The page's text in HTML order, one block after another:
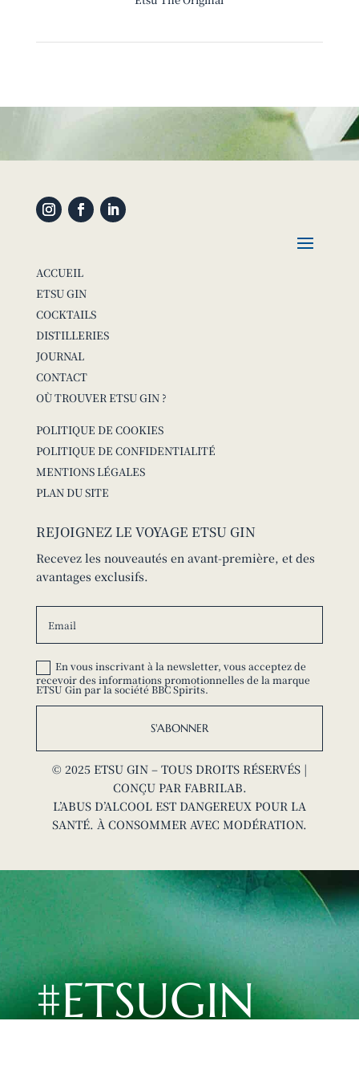
ACCUEIL
ETSU GIN
COCKTAILS
DISTILLERIES
JOURNAL
CONTACT
OÙ TROUVER ETSU GIN ?
POLITIQUE DE COOKIES
POLITIQUE DE CONFIDENTIALITÉ
MENTIONS LÉGALES
PLAN DU SITE
REJOIGNEZ LE VOYAGE ETSU GIN
Recevez les nouveautés en avant-première, et des
avantages exclusifs.
En vous inscrivant à la newsletter, vous acceptez de
recevoir des informations promotionnelles de la marque
ETSU Gin par la société BBC Spirits.
S'ABONNER
© 2025 ETSU GIN – TOUS DROITS RÉSERVÉS |
CONÇU PAR FABRILAB.
L’ABUS D’ALCOOL EST DANGEREUX POUR LA
SANTÉ. À CONSOMMER AVEC MODÉRATION.
#ETSUGIN